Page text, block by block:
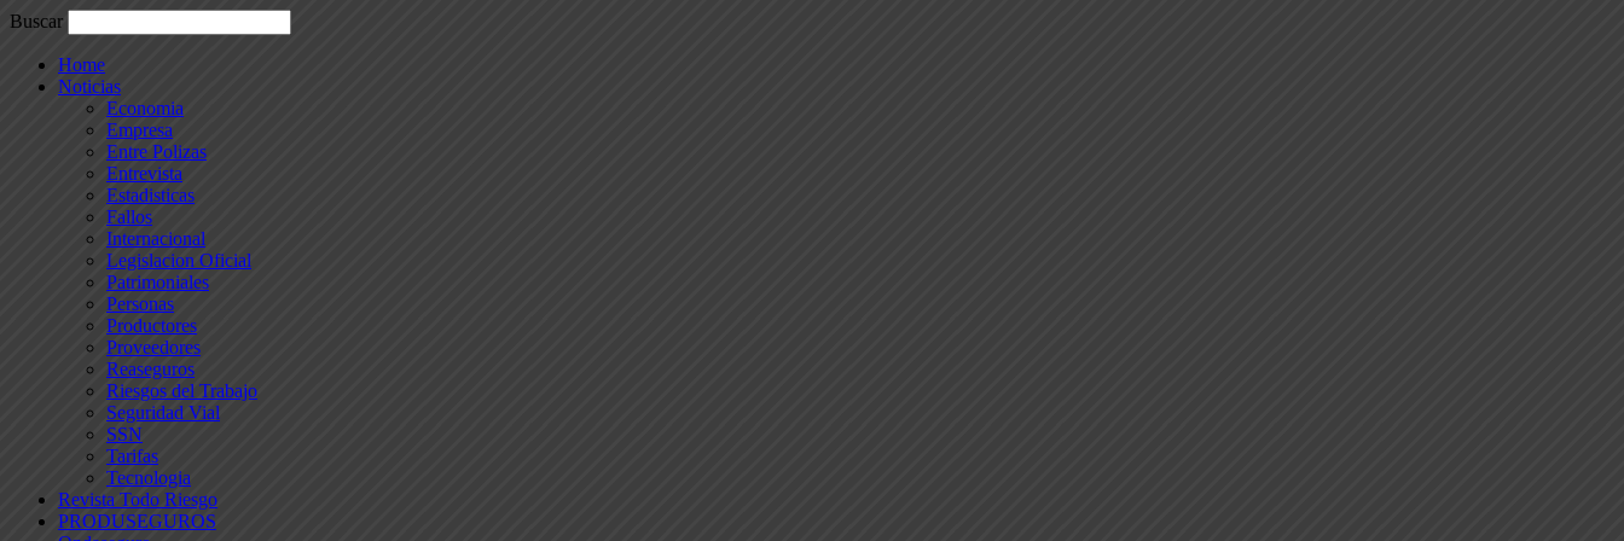
Buscar
Home
Noticias
Economia
Empresa
Entre Polizas
Entrevista
Estadisticas
Fallos
Internacional
Legislacion Oficial
Patrimoniales
Personas
Productores
Proveedores
Reaseguros
Riesgos del Trabajo
Seguridad Vial
SSN
Tarifas
Tecnologia
Revista Todo Riesgo
PRODUSEGUROS